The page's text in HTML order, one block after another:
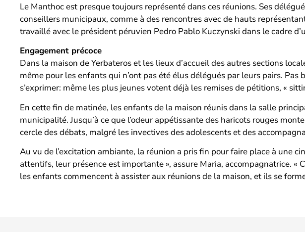
Le Manthoc est presque toujours représenté dans ces réunions. Ses
conseillers municipaux, comme à des rencontres avec de hauts
travaillé avec le président péruvien Pedro Pablo Kuczynski dans le cadre
Engagement précoce
Dans la maison de Yerbateros et les lieux d’accueil des autres sections
même pour les enfants qui n’ont pas été élus délégués par leurs pairs.
s’exprimer: même les plus jeunes votent déjà les remises de pétitions, «
En cette fin de matinée, les enfants de la maison réunis dans la salle
municipalité. Jusqu’à ce que l’odeur appétissante des haricots rouges
cercle des débats, malgré les invectives des adolescents et des
Au vu de l’excitation ambiante, la réunion a pris fin pour faire place à une
attentifs, leur présence est importante », assure Maria, accompagnatrice. «
les enfants commencent à assister aux réunions de la maison, et ils se